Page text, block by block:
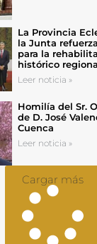
La Provincia
la Junta
para la
histórico
Leer noticia »
Homilía del Sr.
de D. José
Cuenca
Leer noticia »
Cargar más